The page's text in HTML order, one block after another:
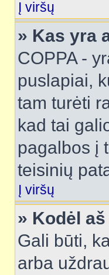
Į viršų
» Kas yra
COPPA -
puslapiai,
tam turėti
kad tai
pagalbos į
teisinių
Į viršų
» Kodėl
Gali būti,
arba